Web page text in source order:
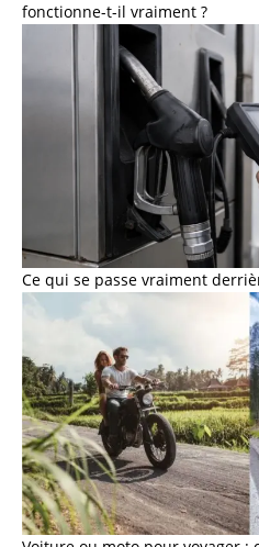
fonctionne-t-il vraiment ?
Ce qui se passe vraiment